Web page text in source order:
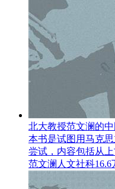
北大教授范文澜的中
本书是试图用马克
尝试，内容包括从上
范文澜 人文社科16.6